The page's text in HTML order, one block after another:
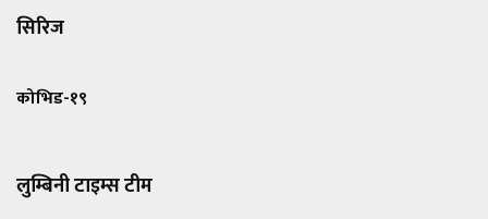
सिरिज
कोभिड-१९
लुम्बिनी टाइम्स टीम